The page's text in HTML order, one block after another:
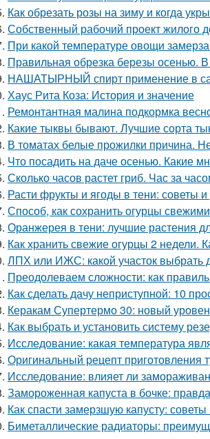
Как обрезать розы на зиму и когда
Собственный рабочий проект жилого
При какой температуре овощи
Правильная обрезка березы осенью.
НАШАТЫРНЫЙ спирт применение в
Хаус Рита Коза: История и значение
Ремонтантная малина подкормка
Какие тыквы бывают. Лучшие сорта
В томатах белые прожилки причина.
Что посадить на даче осенью. Какие
Сколько часов растет гриб. Час за
Расти фрукты и ягоды в тени: советы
Способ, как сохранить огурцы
Оранжерея в тени: лучшие растения
Как хранить свежие огурцы 2 недели.
ЛПХ или ИЖС: какой участок выбрать
Преодолеваем сложности: как
Как сделать дачу неприступной: 10
Керакам Супертермо 30: новый
Как выбрать и установить систему
Исследование: какая температура
Оригинальный рецепт приготовления
Исследование: влияет ли
Замороженная капуста в бочке:
Как спасти замерзшую капусту:
Биметаллические радиаторы: